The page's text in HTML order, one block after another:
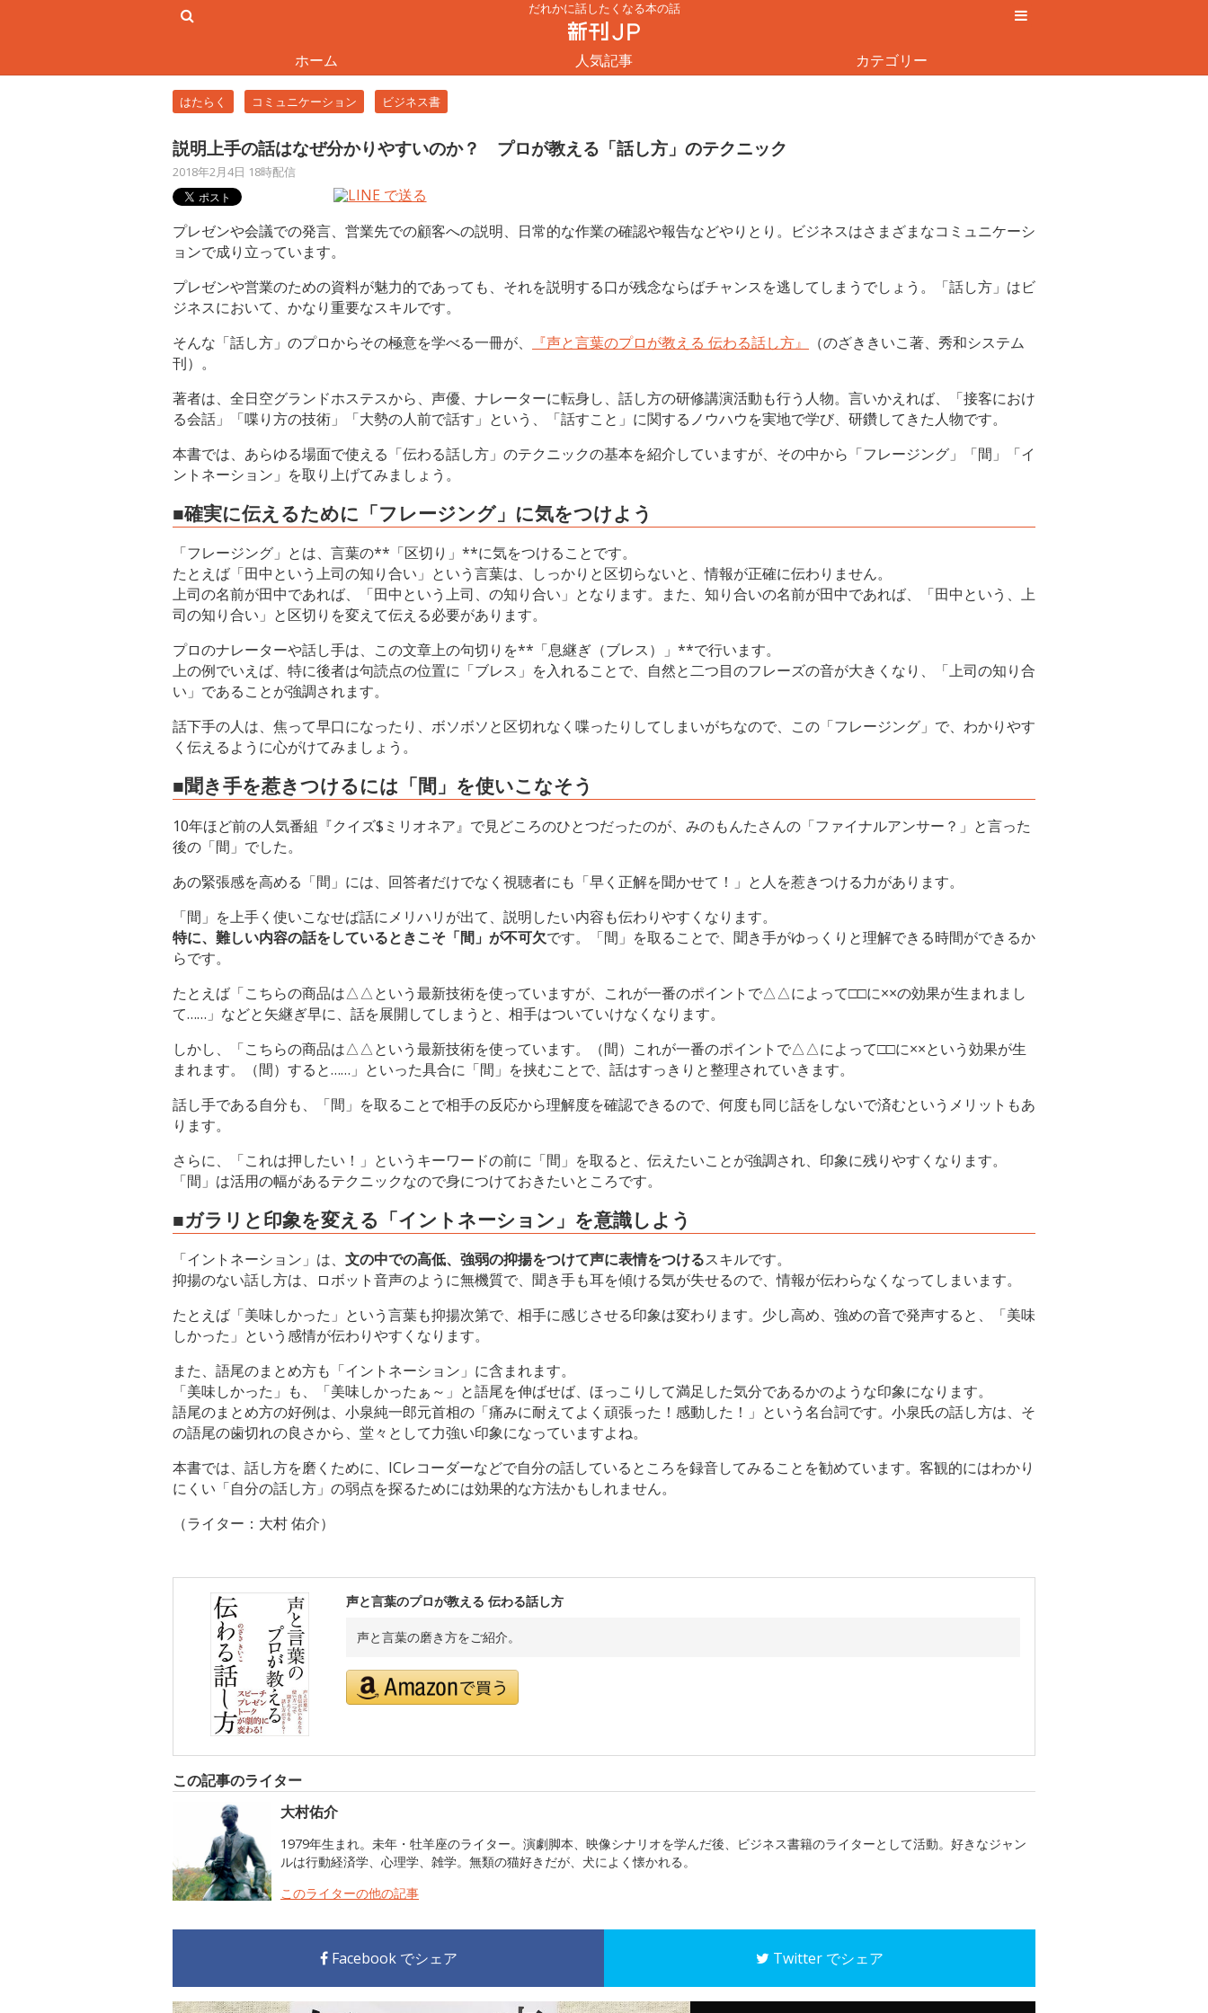
だれかに話したくなる本の話
ホーム 人気記事 カテゴリー
はたらく コミュニケーション ビジネス書
説明上手の話はなぜ分かりやすいのか？ プロが教える「話し方」のテクニック
2018年2月4日 18時配信
プレゼンや会議での発言、営業先での顧客への説明、日常的な作業の確認や報告などやりとり。ビジネスはさまざまなコミュニケーシ
ョンで成り立っています。
プレゼンや営業のための資料が魅力的であっても、それを説明する口が残念ならばチャンスを逃してしまうでしょう。「話し方」はビ
ジネスにおいて、かなり重要なスキルです。
そんな「話し方」のプロからその極意を学べる一冊が、
『声と言葉のプロが教える 伝わる話し方』
（のざききいこ著、秀和システム
刊）。
著者は、全日空グランドホステスから、声優、ナレーターに転身し、話し方の研修講演活動も行う人物。言いかえれば、「接客におけ
る会話」「喋り方の技術」「大勢の人前で話す」という、「話すこと」に関するノウハウを実地で学び、研鑽してきた人物です。
本書では、あらゆる場面で使える「伝わる話し方」のテクニックの基本を紹介していますが、その中から「フレージング」「間」「イ
ントネーション」を取り上げてみましょう。
■確実に伝えるために「フレージング」に気をつけよう
「フレージング」とは、言葉の**「区切り」**に気をつけることです。
たとえば「田中という上司の知り合い」という言葉は、しっかりと区切らないと、情報が正確に伝わりません。
上司の名前が田中であれば、「田中という上司、の知り合い」となります。また、知り合いの名前が田中であれば、「田中という、上
司の知り合い」と区切りを変えて伝える必要があります。
プロのナレーターや話し手は、この文章上の句切りを**「息継ぎ（ブレス）」**で行います。
上の例でいえば、特に後者は句読点の位置に「ブレス」を入れることで、自然と二つ目のフレーズの音が大きくなり、「上司の知り合
い」であることが強調されます。
話下手の人は、焦って早口になったり、ボソボソと区切れなく喋ったりしてしまいがちなので、この「フレージング」で、わかりやす
く伝えるように心がけてみましょう。
■聞き手を惹きつけるには「間」を使いこなそう
10年ほど前の人気番組『クイズ$ミリオネア』で見どころのひとつだったのが、みのもんたさんの「ファイナルアンサー？」と言った
後の「間」でした。
あの緊張感を高める「間」には、回答者だけでなく視聴者にも「早く正解を聞かせて！」と人を惹きつける力があります。
「間」を上手く使いこなせば話にメリハリが出て、説明したい内容も伝わりやすくなります。
特に、難しい内容の話をしているときこそ「間」が不可欠です。「間」を取ることで、聞き手がゆっくりと理解できる時間ができるか
らです。
たとえば「こちらの商品は△△という最新技術を使っていますが、これが一番のポイントで△△によって□□に××の効果が生まれまし
て……」などと矢継ぎ早に、話を展開してしまうと、相手はついていけなくなります。
しかし、「こちらの商品は△△という最新技術を使っています。（間）これが一番のポイントで△△によって□□に××という効果が生
まれます。（間）すると……」といった具合に「間」を挟むことで、話はすっきりと整理されていきます。
話し手である自分も、「間」を取ることで相手の反応から理解度を確認できるので、何度も同じ話をしないで済むというメリットもあ
ります。
さらに、「これは押したい！」というキーワードの前に「間」を取ると、伝えたいことが強調され、印象に残りやすくなります。
「間」は活用の幅があるテクニックなので身につけておきたいところです。
■ガラリと印象を変える「イントネーション」を意識しよう
「イントネーション」は、 文の中での高低、強弱の抑揚をつけて声に表情をつけるスキルです。
抑揚のない話し方は、ロボット音声のように無機質で、聞き手も耳を傾ける気が失せるので、情報が伝わらなくなってしまいます。
たとえば「美味しかった」という言葉も抑揚次第で、相手に感じさせる印象は変わります。少し高め、強めの音で発声すると、「美味
しかった」という感情が伝わりやすくなります。
また、語尾のまとめ方も「イントネーション」に含まれます。
「美味しかった」も、「美味しかったぁ～」と語尾を伸ばせば、ほっこりして満足した気分であるかのような印象になります。
語尾のまとめ方の好例は、小泉純一郎元首相の「痛みに耐えてよく頑張った！感動した！」という名台詞です。小泉氏の話し方は、そ
の語尾の歯切れの良さから、堂々として力強い印象になっていますよね。
本書では、話し方を磨くために、ICレコーダーなどで自分の話しているところを録音してみることを勧めています。客観的にはわかり
にくい「自分の話し方」の弱点を探るためには効果的な方法かもしれません。
（ライター：大村 佑介）
声と言葉のプロが教える 伝わる話し方
声と言葉の磨き方をご紹介。
この記事のライター
大村佑介
1979年生まれ。未年・牡羊座のライター。演劇脚本、映像シナリオを学んだ後、ビジネス書籍のライターとして活動。好きなジャン
ルは行動経済学、心理学、雑学。無類の猫好きだが、犬によく懐かれる。
このライターの他の記事
Facebook でシェア Twitter でシェア